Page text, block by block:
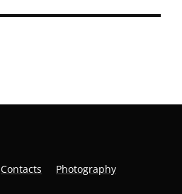
Contacts
Photography